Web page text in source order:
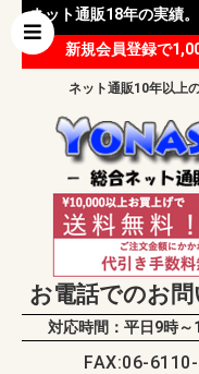
ネット通販18年の実績
ーブル等 様々な
新規会員登録で
ネット通販10年以上
お電話でのお
対応時間：平日9時
FAX:06-6110-